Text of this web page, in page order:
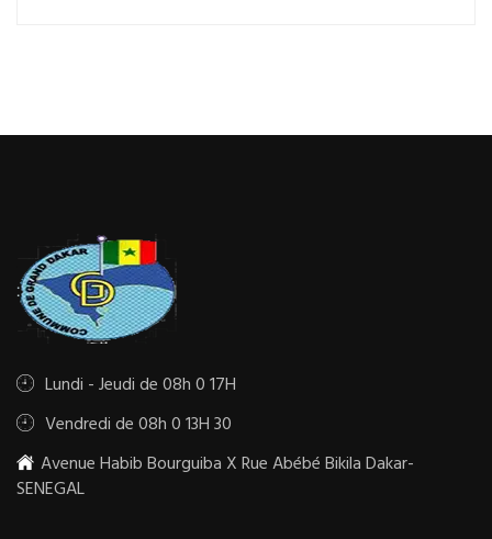
Lundi - Jeudi de 08h 0 17H
Vendredi de 08h 0 13H 30
Avenue Habib Bourguiba X Rue Abébé Bikila Dakar-
SENEGAL